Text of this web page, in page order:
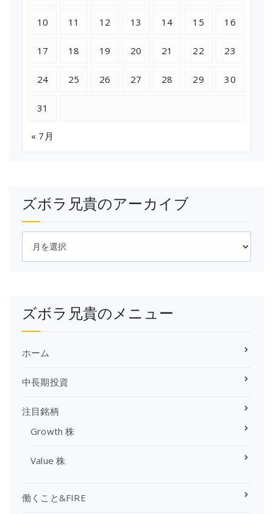
10 11 12 13 14 15 16
17 18 19 20 21 22 23
24 25 26 27 28 29 30
31
« 7月
ズボラ兄貴のアーカイブ
ズ
ラ
ア
イ
ズボラ兄貴のメニュー
ホーム
中長期投資
注目銘柄
Growth 株
Value 株
働くこと&FIRE